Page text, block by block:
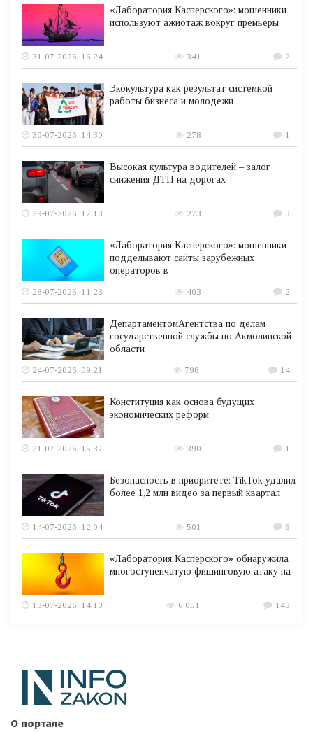
«Лаборатория Касперского»: мошенники
используют ажиотаж вокруг премьеры
31-07-2026, 16:24 341 2
Экокультура как результат системной
работы бизнеса и молодежи
30-07-2026, 14:30 278 1
Высокая культура водителей – залог
снижения ДТП на дорогах
29-07-2026, 17:18 273 3
«Лаборатория Касперского»: мошенники
подделывают сайты зарубежных
операторов в
28-07-2026, 11:23
403 2
ДепартаментомАгентства по делам
государственной службы по Акмолинской
области
24-07-2026, 09:21
798 14
Конституция как основа будущих
экономических реформ
21-07-2026, 15:37 390 1
Безопасность в приоритете: TikTok удалил
более 1,2 млн видео за первый квартал
14-07-2026, 12:04 501 6
«Лаборатория Касперского» обнаружила
многоступенчатую фишинговую атаку на
13-07-2026, 14:13 6 051 143
О портале